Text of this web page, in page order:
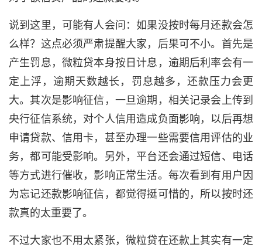
说到这里，可能有人会问：如果没按时每月还款会怎
么样？这点必须严肃提醒大家，后果可不小。首先是
产生罚息，微粒贷本身按日计息，逾期后利率会有一
定上浮，逾期天数越长，罚息越多，还款压力会更
大。其次是影响征信，一旦逾期，相关记录会上传到
央行征信系统，对个人信用造成负面影响，以后再想
申请贷款、信用卡，甚至办理一些需要信用评估的业
务，都可能受影响。另外，平台还会通过短信、电话
等方式进行催收，影响正常生活。每次看到有用户因
为忘记还款影响征信，都觉得挺可惜的，所以按时还
款真的太重要了。
不过大家也不用太紧张，微粒贷在还款上其实有一定